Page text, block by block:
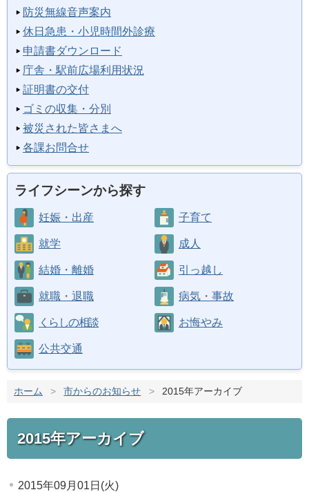
防災無線音声案内
休日急患・小児時間外診療
申請書ダウンロード
庁舎・駅前広場利用状況
証明書の交付
ゴミの収集・分別
被災された皆さまへ
各課お問合せ
ライフシーンから探す
妊娠・出産 子育て
就学 成人
結婚・離婚 引っ越し
就職・退職 病気・事故
くらしの相談 お悔やみ
公共交通
ホーム > 市からのお知らせ > 2015年アーカイブ
2015年アーカイブ
2015年09月01日(火)